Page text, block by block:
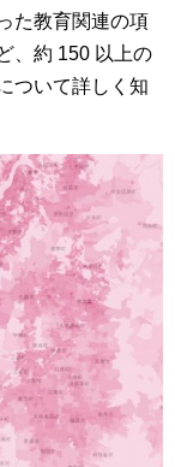
た教育関連の項
、約 150 以上の
ついて詳しく知